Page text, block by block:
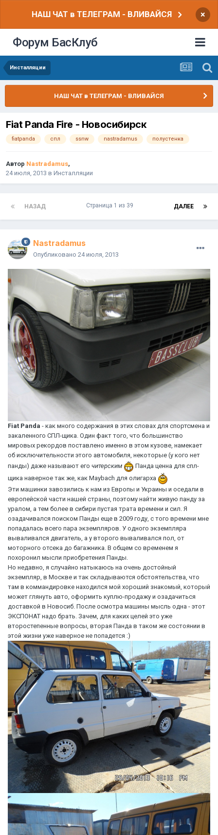
НАШ ЧАТ в ТЕЛЕГРАМ - ВЛИВАЙСЯ ×
Форум БасКлуб
Инсталляции
НАШ ЧАТ в ТЕЛЕГРАМ - ВЛИВАЙСЯ
Fiat Panda Fire - Новосибирск
fiatpanda спл ssnw nastradamus полустенка
Автор Nastradamus,
24 июля, 2013 в Инсталляции
НАЗАД ДАЛЕЕ
Страница 1 из 39
Nastradamus
Опубликовано 24 июля, 2013
Fiat Panda - как много содержания в этих словах для спортсмена и
закаленного СПЛ-щика. Один факт того, что большинство
мировых рекордов поставлено именно в этом кузове, намекает
об исключительности этого автомобиля, некоторые (у кого нет
панды) даже называют его читерским
Панда ценна для спл-
щика наверное так же, как Maybach для олигарха
Эти машинки завозились к нам из Европы и Украины и оседали в
европейской части нашей страны, поэтому найти живую панду за
уралом, а тем более в сибири пустая трата времени и сил. Я
озадачивался поиском Панды еще в 2009 году, с того времени мне
попадалась всего пара экземпляров. У одного экземпляра
вываливался двигатель, а у второго вываливался пол, от
моторного отсека до багажника. В общем со временем я
похоронил мысли приобретения Панды.
Но недавно, я случайно натыкаюсь на очень достойный
экземпляр, в Москве и так складываются обстоятельства, что
там в коммандировке находился мой хороший знакомый, который
может глянуть авто, оформить куплю-продажу и озадачиться
доставкой в Новосиб. После осмотра машины мысль одна - этот
ЭКСПОНАТ надо брать. Зачем, для каких целей это уже
второстепенные вопросы, вторая Панда в таком же состоянии в
этой жизни уже наверное не попадется :)